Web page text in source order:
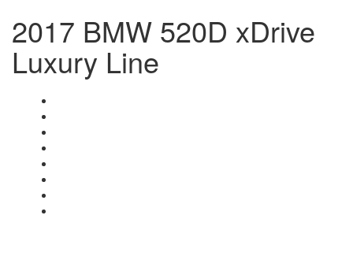
2017 BMW 520D xDrive
Luxury Line